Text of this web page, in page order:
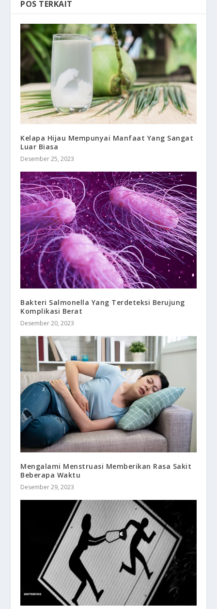
POS TERKAIT
Kelapa Hijau Mempunyai Manfaat Yang Sangat
Luar Biasa
Desember 25, 2023
Bakteri Salmonella Yang Terdeteksi Berujung
Komplikasi Berat
Desember 20, 2023
Mengalami Menstruasi Memberikan Rasa Sakit
Beberapa Waktu
Desember 29, 2023